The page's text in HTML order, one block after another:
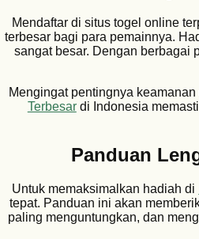
Mendaftar di situs togel online
terbesar bagi para pemainnya.
sangat besar. Dengan berbagai
Mengingat pentingnya
Terbesardi Indonesia
Panduan
Untuk memaksimalkan hadiah di
tepat. Panduan ini akan
paling menguntungkan, dan